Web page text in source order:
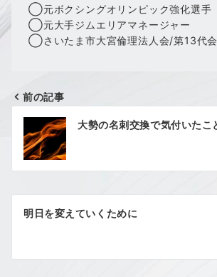
◯元ボクシングオリンピック強化選手
◯元大手ジムエリアマネージャー
◯さいたま市大宮倫理法人会/第13代
投
稿
ナ
ゲ
シ
前の記事
大勢の名刺交換で気付いたこ
明日を変えていくために